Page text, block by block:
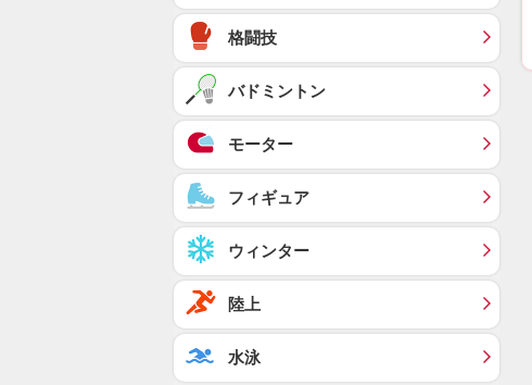
格闘技
バドミントン
モーター
フィギュア
ウィンター
陸上
水泳